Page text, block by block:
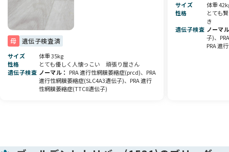
当犬舎では、
アニコムペット保険を取り扱っております🏥
お迎えするわんちゃんとの暮らしの手助けになれば幸いです。
ぜひご予約の上、見学にお越しください🚗
気になることがありましたら、お気軽にご質問ください📩
皆さまからのお問い合わせを心よりお待ちしております🍀
母 遺伝子検査済
サイズ
体重 35kg
性格
とても優しく人懐っこい 頑張り屋さん
遺伝子検査 ノーマル
PRA 進行性網膜萎縮症(prcd)、PRA
進行性網膜萎縮症(SLC4A3遺伝子)、PRA 進行
性網膜萎縮症(TTC8遺伝子)
サイズ
体重
性格
とても
き
遺伝子検査 ノーマ
子)、
PRA 進